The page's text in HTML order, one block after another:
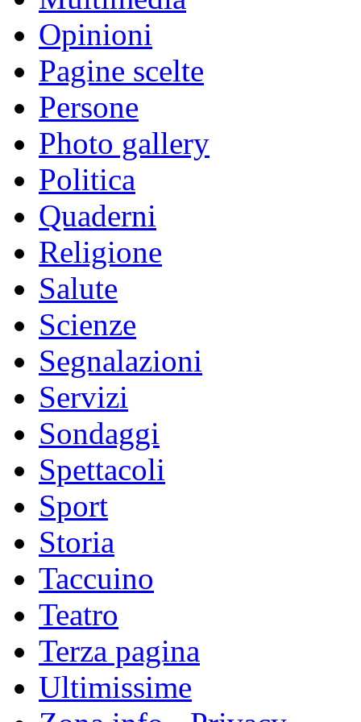
Opinioni
Pagine scelte
Persone
Photo gallery
Politica
Quaderni
Religione
Salute
Scienze
Segnalazioni
Servizi
Sondaggi
Spettacoli
Sport
Storia
Taccuino
Teatro
Terza pagina
Ultimissime